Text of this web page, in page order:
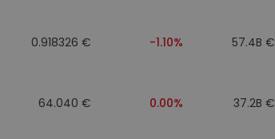
0.918326 € -1.10% 57.4B €
64.040 € 0.00% 37.2B €